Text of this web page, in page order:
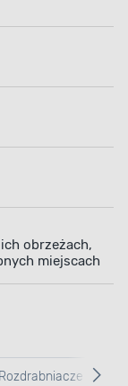
obrzeżach,
miejscach
Rozdrabniacze